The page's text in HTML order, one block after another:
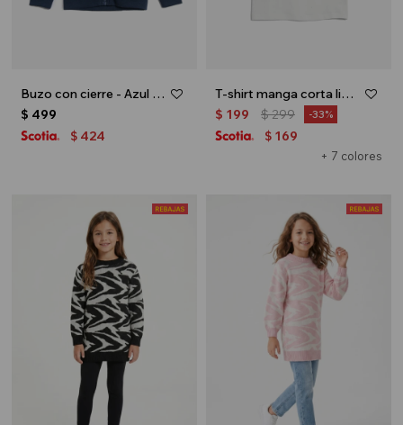
Buzo con cierre - Azul marino
$ 499
$ 424
T-shirt manga corta lisa - Crudo
+ 7 colores
$ 199 $299 33
$ 169